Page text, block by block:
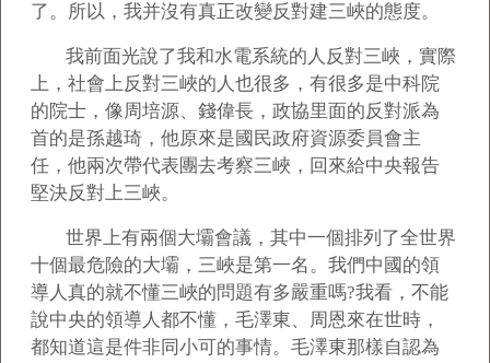
了。所以，我并沒有真正改變反對建三峽的態度。
我前面光說了我和水電系統的人反對三峽，實際
上，社會上反對三峽的人也很多，有很多是中科院
的院士，像周培源、錢偉長，政協里面的反對派為
首的是孫越琦，他原來是國民政府資源委員會主
任，他兩次帶代表團去考察三峽，回來給中央報告
堅決反對上三峽。
世界上有兩個大壩會議，其中一個排列了全世界
十個最危險的大壩，三峽是第一名。我們中國的領
導人真的就不懂三峽的問題有多嚴重嗎?我看，不能
說中央的領導人都不懂，毛澤東、周恩來在世時，
都知道這是件非同小可的事情。毛澤東那樣自認為